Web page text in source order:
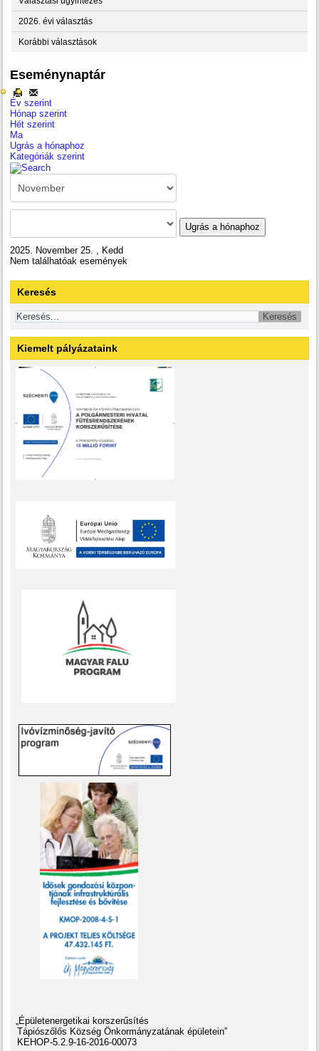
2026. évi választás
Korábbi választások
Eseménynaptár
Év szerint
Hónap szerint
Hét szerint
Ma
Ugrás a hónaphoz
Kategóriák szerint
Ugrás a hónaphoz
2025. November 25. , Kedd
Nem találhatóak események
Keresés
Kiemelt pályázataink
„Épületenergetikai korszerűsítés
Tápiószőlős Község Önkormányzatának épületein”
KEHOP-5.2.9-16-2016-00073